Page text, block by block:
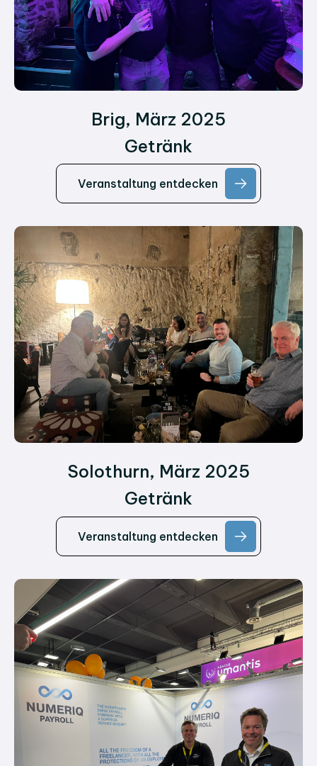
Brig, März 2025
Getränk
Veranstaltung entdecken
Solothurn, März 2025
Getränk
Veranstaltung entdecken